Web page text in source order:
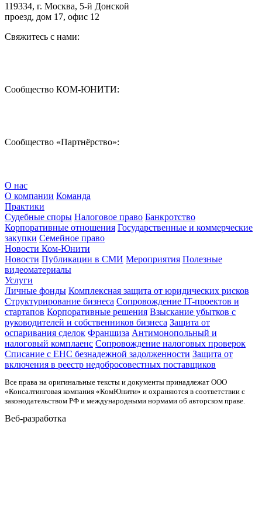
119334, г. Москва, 5-й Донской
проезд, дом 17, офис 12
Свяжитесь с нами:
Сообщество КОМ-ЮНИТИ:
Сообщество «Партнёрство»:
О нас
О компании Команда
Практики
Судебные споры Налоговое право Банкротство
Корпоративные отношения Государственные и коммерческие
закупки Семейное право
Новости Ком-Юнити
Новости Публикации в СМИ Мероприятия Полезные
видеоматериалы
Услуги
Личные фонды Комплексная защита от юридических рисков
Структурирование бизнеса Сопровождение IT-проектов и
стартапов Корпоративные решения Взыскание убытков с
руководителей и собственников бизнеса Защита от
оспаривания сделок Франшиза Антимонопольный и
налоговый комплаенс Сопровождение налоговых проверок
Списание с ЕНС безнадежной задолженности Защита от
включения в реестр недобросовестных поставщиков
Все права на оригинальные тексты и документы принадлежат ООО
«Консалтинговая компания «КомЮнити» и охраняются в соответствии с
законодательством РФ и международными нормами об авторском праве.
Веб-разработка